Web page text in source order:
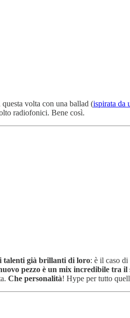
questa volta con una ballad (ispirata da
radiofonici. Bene così.
talenti già brillanti di loro: è il caso di
pezzo è un mix incredibile tra
Che personalità! Hype per tutto